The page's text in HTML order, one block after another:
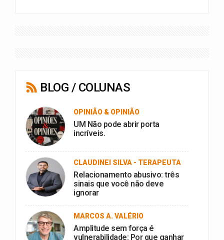
BLOG / COLUNAS
OPINIÃO & OPINIÃO
UM Não pode abrir porta
incríveis.
CLAUDINEI SILVA - TERAPEUTA
Relacionamento abusivo: três
sinais que você não deve
ignorar
MARCOS A. VALÉRIO
Amplitude sem força é
vulnerabilidade: Por que ganhar